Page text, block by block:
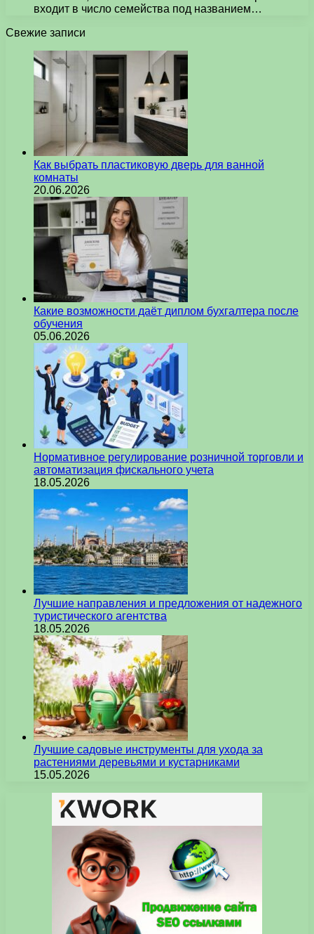
входит в число семейства под названием…
Свежие записи
Как выбрать пластиковую дверь для ванной
комнаты
20.06.2026
Какие возможности даёт диплом бухгалтера после
обучения
05.06.2026
Нормативное регулирование розничной торговли и
автоматизация фискального учета
18.05.2026
Лучшие направления и предложения от надежного
туристического агентства
18.05.2026
Лучшие садовые инструменты для ухода за
растениями деревьями и кустарниками
15.05.2026